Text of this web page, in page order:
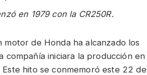
en 1979 con la CR250R.
de Honda ha alcanzado los
compañía iniciara la producción en
hito se conmemoró este 22 de